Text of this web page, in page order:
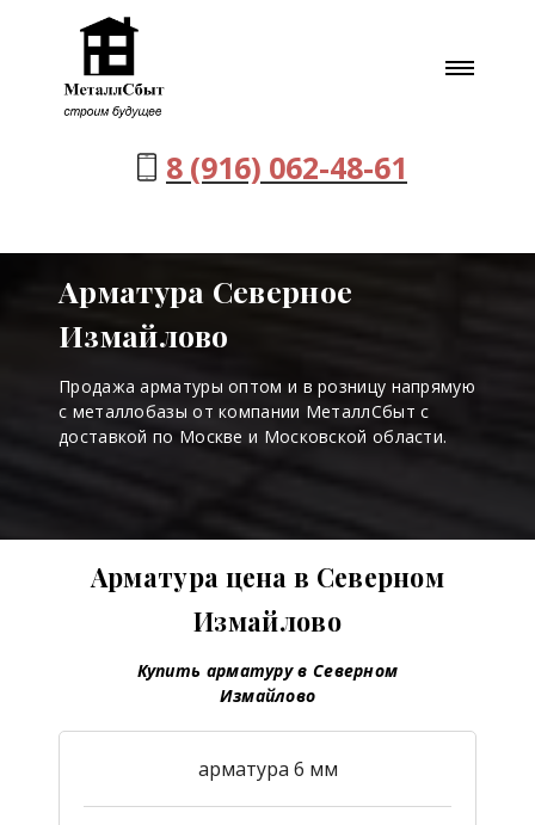
8 (916) 062-48-61
Арматура Северное
Измайлово
Продажа арматуры оптом и в розницу напрямую
с металлобазы от компании МеталлСбыт с
доставкой по Москве и Московской области.
Арматура цена в Северном
Измайлово
Купить арматуру в Северном
Измайлово
арматура 6 мм